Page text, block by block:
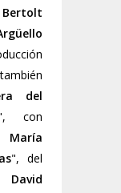
Bertolt
del
con
María
", del
David